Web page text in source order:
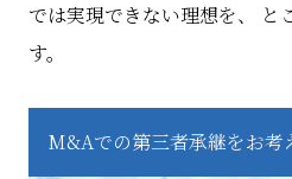
では実現できない理想を、
と
す。
M&Aでの第三者承継をお考